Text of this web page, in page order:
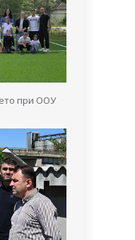
при ООУ